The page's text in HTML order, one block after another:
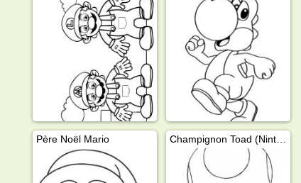
Père Noël Mario Champignon Toad (Nintendo)